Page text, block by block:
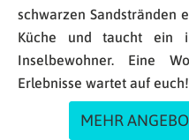
schwarzen Sandstränden
Küche und taucht ein
Inselbewohner. Eine
Erlebnisse wartet auf euch!
MEHR